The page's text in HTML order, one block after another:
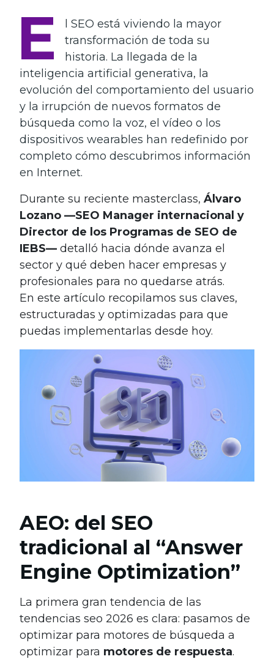
E
l SEO está viviendo la mayor
transformación de toda su
historia. La llegada de la
inteligencia artificial generativa, la
evolución del comportamiento del usuario
y la irrupción de nuevos formatos de
búsqueda como la voz, el vídeo o los
dispositivos wearables han redefinido por
completo cómo descubrimos información
en Internet.
Durante su reciente masterclass, Álvaro
Lozano —SEO Manager internacional y
Director de los Programas de SEO de
IEBS— detalló hacia dónde avanza el
sector y qué deben hacer empresas y
profesionales para no quedarse atrás.
En este artículo recopilamos sus claves,
estructuradas y optimizadas para que
puedas implementarlas desde hoy.
AEO: del SEO
tradicional al “Answer
Engine Optimization”
La primera gran tendencia de las
tendencias seo 2026 es clara: pasamos de
optimizar para motores de búsqueda a
optimizar para motores de respuesta.